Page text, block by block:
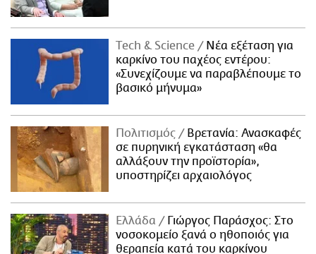
Τech & Science
Νέα εξέταση για
καρκίνο του παχέος εντέρου:
«Συνεχίζουμε να παραβλέπουμε το
βασικό μήνυμα»
Πολιτισμός
Βρετανία: Ανασκαφές
σε πυρηνική εγκατάσταση «θα
αλλάξουν την προϊστορία»,
υποστηρίζει αρχαιολόγος
Ελλάδα
Γιώργος Παράσχος: Στο
νοσοκομείο ξανά ο ηθοποιός για
θεραπεία κατά του καρκίνου